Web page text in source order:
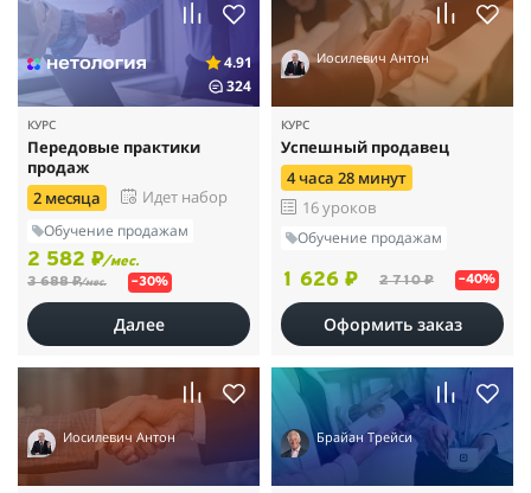
4.91
324
КУРС
Передовые практики
продаж
2 месяца
Идет набор
Обучение продажам
2 582 ₽/мес.
3 688 ₽/мес. –30%
Далее
Иосилевич Антон
КУРС
Успешный продавец
4 часа 28 минут
16 уроков
Обучение продажам
1 626 ₽ 2 710 ₽ –40%
Оформить заказ
Иосилевич Антон Брайан Трейси